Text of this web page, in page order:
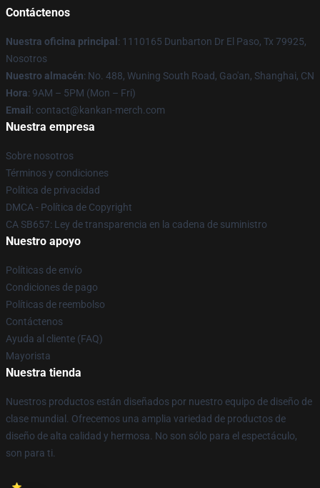
Contáctenos
Nuestra oficina principal : 1110165 Dunbarton Dr El Paso, Tx 79925,
Nosotros
Nuestro almacén: No. 488, Wuning South Road, Gao'an, Shanghai, CN
Hora: 9AM – 5PM (Mon – Fri)
Email : contact@kankan-merch.com
Nuestra empresa
Sobre nosotros
Términos y condiciones
Política de privacidad
DMCA - Política de Copyright
CA SB657: Ley de transparencia en la cadena de suministro
Nuestro apoyo
Políticas de envío
Condiciones de pago
Políticas de reembolso
Contáctenos
Ayuda al cliente (FAQ)
Mayorista
Nuestra tienda
Nuestros productos están diseñados por nuestro equipo de diseño de
clase mundial. Ofrecemos una amplia variedad de productos de
diseño de alta calidad y hermosa. No son sólo para el espectáculo,
son para ti.